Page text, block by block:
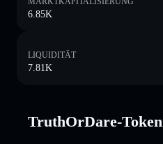
6.85K
LIQUIDITÄT
7.81K
TruthOrDare-